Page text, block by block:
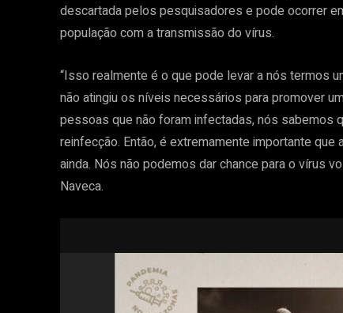
descartada pelos pesquisadores e pode ocorrer
população com a transmissão do vírus.
“Isso realmente é o que pode levar a nós termos
não atingiu os níveis necessários para promover
pessoas que não foram infectadas, nós sabemos
reinfecção. Então, é extremamente importante
ainda. Nós não podemos dar chance para o vírus
Naveca.